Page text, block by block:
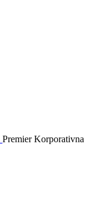
Premier Korporativna